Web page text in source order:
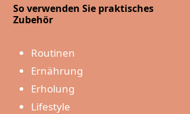
So verwenden Sie praktisches
Zubehör
Routinen
Ernährung
Erholung
Lifestyle